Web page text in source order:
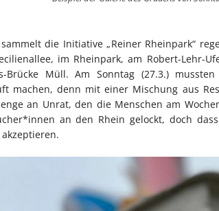
die Initiative „Reiner Rheinpark“
im Rheinpark, am Robert-Lehr-
Brücke Müll. Am Sonntag (27.3.)
machen, denn mit einer Mischung aus
an Unrat, den die Menschen am
an den Rhein gelockt, doch